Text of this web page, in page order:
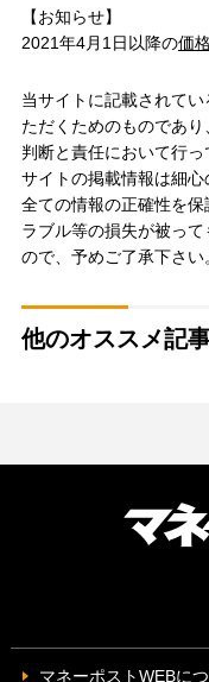
【お知らせ】
2021年4月1日以降の価
当サイトに記載されて
ただくためのものであ
判断と責任において行
サイトの掲載情報は細
全ての情報の正確性を
ラブル等の損失が被っ
ので、予めご了承下さい
他のオススメ記
マネーポストWEBに